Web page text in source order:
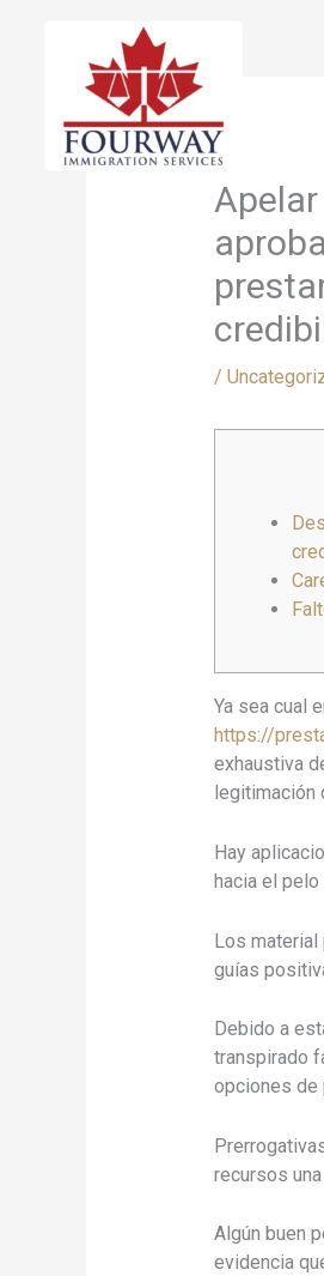
/
Ya sea cual
https://
exhaustiva
legitimación
Hay
hacia el
Los
guías
Debido a
transpirado
opciones de
recursos
Algún buen
evidencia